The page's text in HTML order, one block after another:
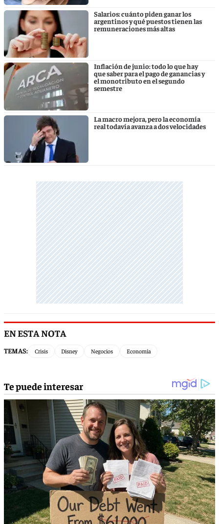
Salarios: cuánto piden ganar los
argentinos y qué puestos tienen las
remuneraciones más altas
Inflación de junio: todo lo que hay
que saber para el pago de ganancias y
el monotributo en el segundo
semestre
La macro mejora, pero la economía
real todavía avanza a dos velocidades
EN ESTA NOTA
TEMAS: Crisis Disney Negocios Economía